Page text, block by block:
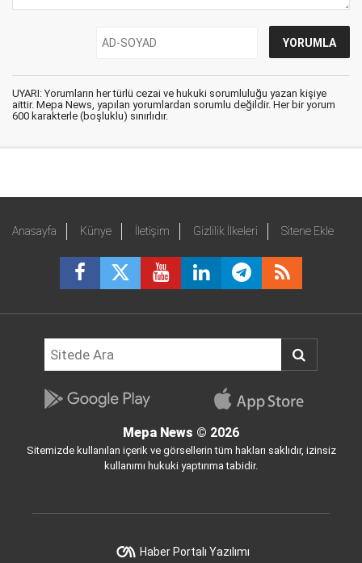
UYARI: Yorumların her türlü cezai ve hukuki sorumluluğu yazan kişiye
aittir. Mepa News, yapılan yorumlardan sorumlu değildir. Her bir yorum
600 karakterle (boşluklu) sınırlıdır.
Anasayfa Künye İletişim Gizlilik İlkeleri Sitene Ekle
Mepa News © 2026
Sitemizde kullanılan içerik ve görsellerin tüm hakları saklıdır, izinsiz
kullanımı hukuki yaptırıma tabidir.
Haber Portalı Yazılımı